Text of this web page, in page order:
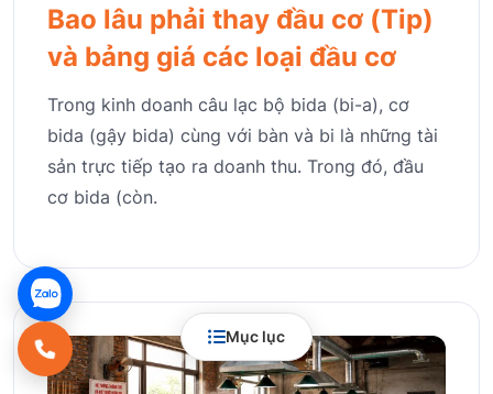
Mục lục
Bao lâu phải thay đầu cơ (Tip)
và bảng giá các loại đầu cơ
Trong kinh doanh câu lạc bộ bida (bi-a), cơ
bida (gậy bida) cùng với bàn và bi là những tài
sản trực tiếp tạo ra doanh thu. Trong đó, đầu
cơ bida (còn.